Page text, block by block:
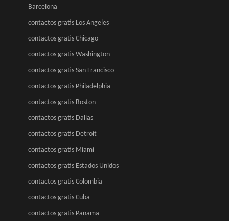
Barcelona
contactos gratis Los Angeles
contactos gratis Chicago
contactos gratis Washington
contactos gratis San Francisco
contactos gratis Philadelphia
contactos gratis Boston
contactos gratis Dallas
contactos gratis Detroit
contactos gratis Miami
contactos gratis Estados Unidos
contactos gratis Colombia
contactos gratis Cuba
contactos gratis Panama